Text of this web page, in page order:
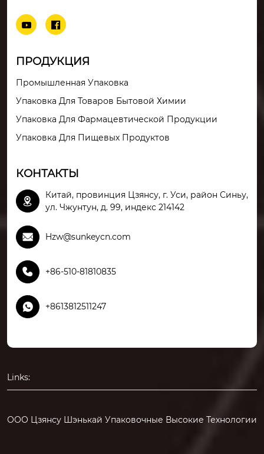
 
ПРОДУКЦИЯ
Промышленная Упаковка
Упаковка Для Товаров Бытовой Химии
Упаковка Для Фармацевтической Продукции
Упаковка Для Пищевых Продуктов
КОНТАКТЫ

Китай, провинция Цзянсу, г. Уси, район Синьу,
ул. Чжунтун, д. 99, индекс 214142
 Hzw@sunkeycn.com
 +86-510-81810835
 +8613812511247
Links:
ООО Цзянсу Шэнькай Упаковочные Высокие Технологии